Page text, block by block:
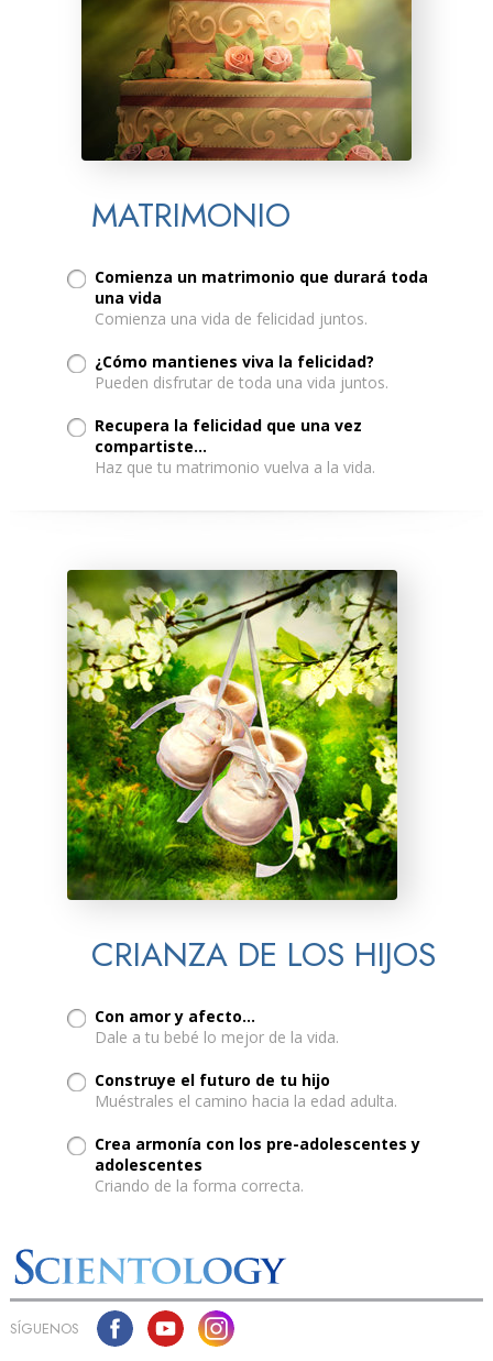
MATRIMONIO
Comienza un matrimonio que durará toda
una vida
Comienza una vida de felicidad juntos.
¿Cómo mantienes viva la felicidad?
Pueden disfrutar de toda una vida juntos.
Recupera la felicidad que una vez
compartiste...
Haz que tu matrimonio vuelva a la vida.
CRIANZA DE LOS HIJOS
Con amor y afecto...
Dale a tu bebé lo mejor de la vida.
Construye el futuro de tu hijo
Muéstrales el camino hacia la edad adulta.
Crea armonía con los pre-adolescentes y
adolescentes
Criando de la forma correcta.
SÍGUENOS